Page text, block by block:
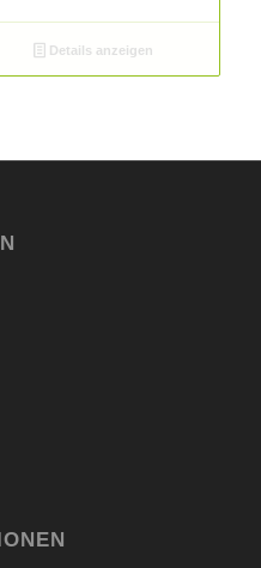
Details anzeigen